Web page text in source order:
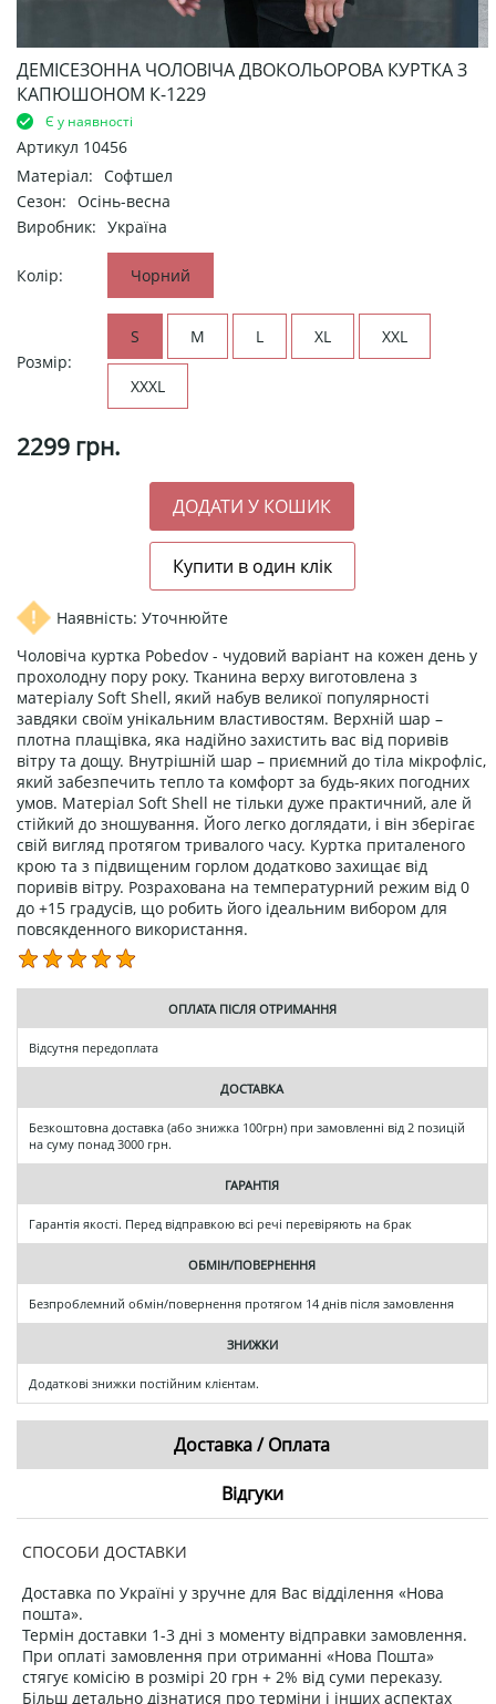
ДЕМІСЕЗОННА ЧОЛОВІЧА ДВОКОЛЬОРОВА КУРТКА З
КАПЮШОНОМ К-1229
Є у наявності
Артикул 10456
Матеріал: Софтшел
Сезон: Осінь-весна
Виробник: Україна
Колір: Чорний
Розмір:
S M L XL XXL
XXXL
2299 грн.
Наявність: Уточнюйте
Чоловіча куртка Pobedov - чудовий варіант на кожен день у
прохолодну пору року. Тканина верху виготовлена з
матеріалу Soft Shell, який набув великої популярності
завдяки своїм унікальним властивостям. Верхній шар –
плотна плащівка, яка надійно захистить вас від поривів
вітру та дощу. Внутрішній шар – приємний до тіла мікрофліс,
який забезпечить тепло та комфорт за будь-яких погодних
умов. Матеріал Soft Shell не тільки дуже практичний, але й
стійкий до зношування. Його легко доглядати, і він зберігає
свій вигляд протягом тривалого часу. Куртка приталеного
крою та з підвищеним горлом додатково захищає від
поривів вітру. Розрахована на температурний режим від 0
до +15 градусів, що робить його ідеальним вибором для
повсякденного використання.
ОПЛАТА ПІСЛЯ ОТРИМАННЯ
Відсутня передоплата
ДОСТАВКА
Безкоштовна доставка (або знижка 100грн) при замовленні від 2 позицій
на суму понад 3000 грн.
ГАРАНТІЯ
Гарантія якості. Перед відправкою всі речі перевіряють на брак
ОБМІН/ПОВЕРНЕННЯ
Безпроблемний обмін/повернення протягом 14 днів після замовлення
ЗНИЖКИ
Додаткові знижки постійним клієнтам.
Доставка / Оплата
Відгуки
СПОСОБИ ДОСТАВКИ
Доставка по Україні у зручне для Вас відділення «Нова
пошта».
Термін доставки 1-3 дні з моменту відправки замовлення.
При оплаті замовлення при отриманні «Нова Пошта»
стягує комісію в розмірі 20 грн + 2% від суми переказу.
Більш детально дізнатися про терміни і інших аспектах